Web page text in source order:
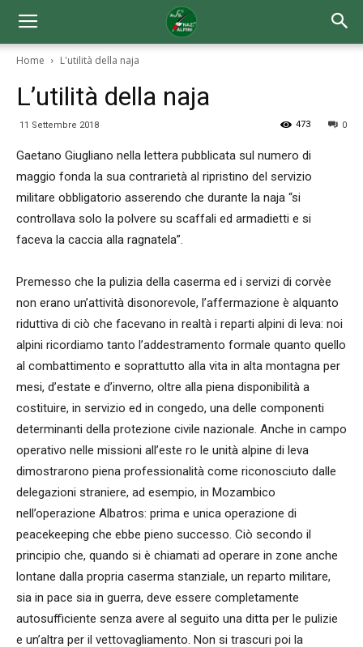
Home L'utilità della naja
L’utilità della naja
11 Settembre 2018 0
473
Gaetano Giugliano nella lettera pubblicata sul numero di
maggio fonda la sua contrarietà al ripristino del servizio
militare obbligatorio asserendo che durante la naja “si
controllava solo la polvere su scaffali ed armadietti e si
faceva la caccia alla ragnatela”.
Premesso che la pulizia della caserma ed i servizi di corvèe
non erano un’attività disonorevole, l’affermazione è alquanto
riduttiva di ciò che facevano in realtà i reparti alpini di leva: noi
alpini ricordiamo tanto l’addestramento formale quanto quello
al combattimento e soprattutto alla vita in alta montagna per
mesi, d’estate e d’inverno, oltre alla piena disponibilità a
costituire, in servizio ed in congedo, una delle componenti
determinanti della protezione civile nazionale. Anche in campo
operativo nelle missioni all’este ro le unità alpine di leva
dimostrarono piena professionalità come riconosciuto dalle
delegazioni straniere, ad esempio, in Mozambico
nell’operazione Albatros: prima e unica operazione di
peacekeeping che ebbe pieno successo. Ciò secondo il
principio che, quando si è chiamati ad operare in zone anche
lontane dalla propria caserma stanziale, un reparto militare,
sia in pace sia in guerra, deve essere completamente
autosufficiente senza avere al seguito una ditta per le pulizie
e un’altra per il vettovagliamento. Non si trascuri poi la